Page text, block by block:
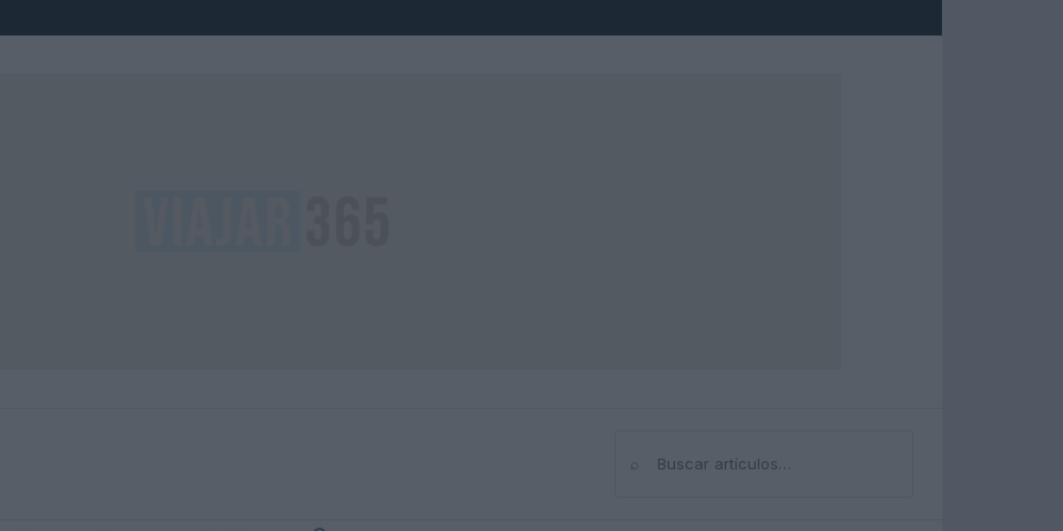
⌕Buscar